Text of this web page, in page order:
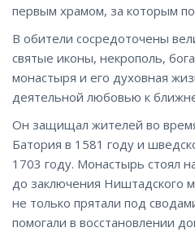
первым храмом, за которым
В обители сосредоточены
святые иконы, некрополь,
монастыря и его духовная
деятельной любовью к
Он защищал жителей во
Батория в 1581 году и
1703 году. Монастырь стоял
до заключения Ништадского
не только прятали под
помогали в восстановлении